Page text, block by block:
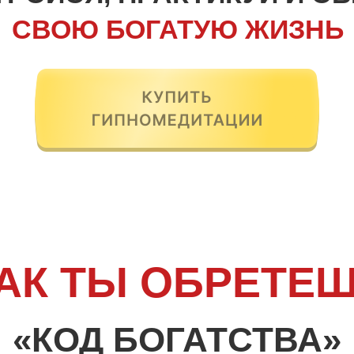
СВОЮ БОГАТУЮ ЖИЗНЬ
ТЫ
«КОД БОГАТСТВА»